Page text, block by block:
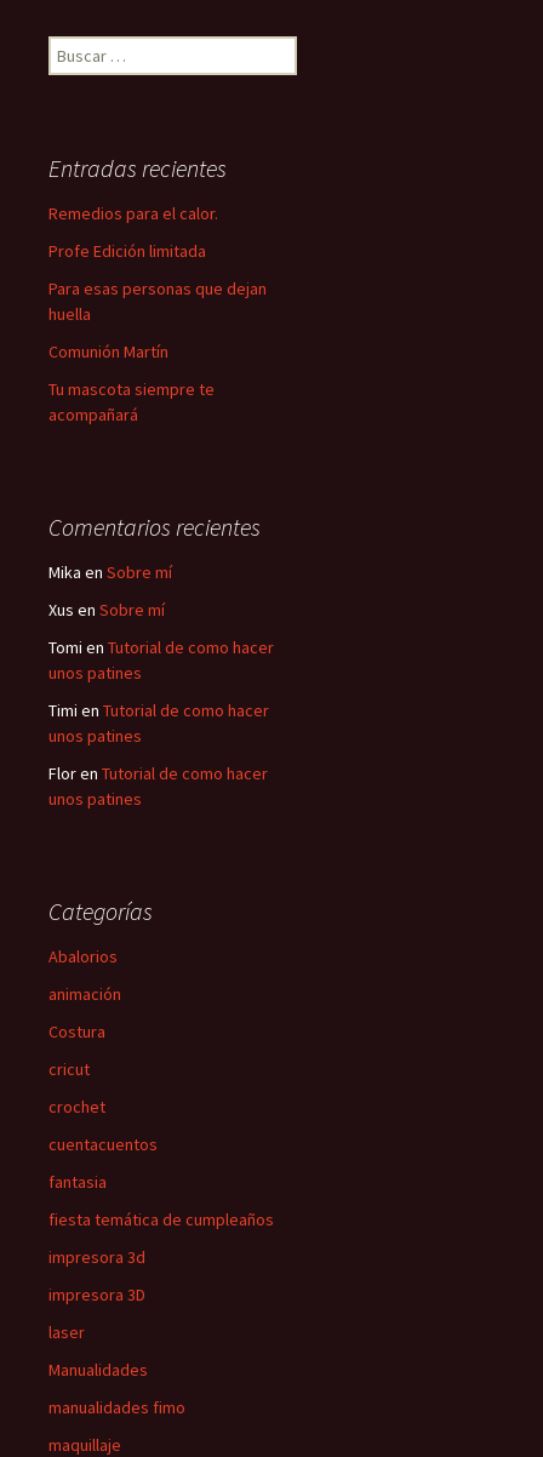
Buscar:
Entradas recientes
Remedios para el calor.
Profe Edición limitada
Para esas personas que dejan
huella
Comunión Martín
Tu mascota siempre te
acompañará
Comentarios recientes
Mika en Sobre mí
Xus en Sobre mí
Tomi en Tutorial de como hacer
unos patines
Timi en Tutorial de como hacer
unos patines
Floren Tutorial de como hacer
unos patines
Categorías
Abalorios
animación
Costura
cricut
crochet
cuentacuentos
fantasia
fiesta temática de cumpleaños
impresora 3d
impresora 3D
laser
Manualidades
manualidades fimo
maquillaje